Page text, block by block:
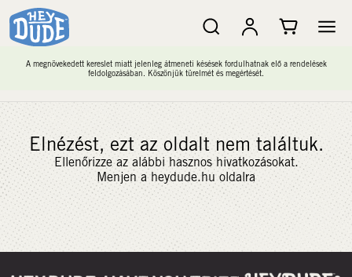
A megnövekedett kereslet miatt jelenleg átmeneti késések fordulhatnak elő a rendelések
feldolgozásában. Köszönjük türelmét és megértését.
Elnézést, ezt az oldalt nem találtuk.
Ellenőrizze az alábbi hasznos hivatkozásokat.
Menjen a heydude.hu oldalra